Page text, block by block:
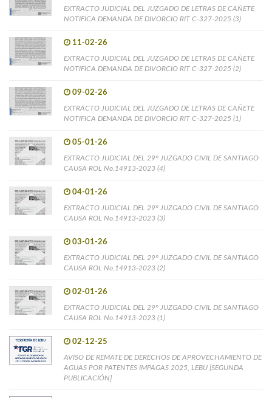
EXTRACTO JUDICIAL DEL JUZGADO DE LETRAS DE CAÑETE
NOTIFICA DEMANDA DE DIVORCIO RIT C-327-2025 (3)
11-02-26
EXTRACTO JUDICIAL DEL JUZGADO DE LETRAS DE CAÑETE
NOTIFICA DEMANDA DE DIVORCIO RIT C-327-2025 (2)
09-02-26
EXTRACTO JUDICIAL DEL JUZGADO DE LETRAS DE CAÑETE
NOTIFICA DEMANDA DE DIVORCIO RIT C-327-2025 (1)
05-01-26
EXTRACTO JUDICIAL DEL 29° JUZGADO CIVIL DE SANTIAGO
CAUSA ROL No.14913-2023 (4)
04-01-26
EXTRACTO JUDICIAL DEL 29° JUZGADO CIVIL DE SANTIAGO
CAUSA ROL No.14913-2023 (3)
03-01-26
EXTRACTO JUDICIAL DEL 29° JUZGADO CIVIL DE SANTIAGO
CAUSA ROL No.14913-2023 (2)
02-01-26
EXTRACTO JUDICIAL DEL 29° JUZGADO CIVIL DE SANTIAGO
CAUSA ROL No.14913-2023 (1)
02-12-25
AVISO DE REMATE DE DERECHOS DE APROVECHAMIENTO DE
AGUAS POR PATENTES IMPAGAS 2025, LEBU [SEGUNDA
PUBLICACIÓN]